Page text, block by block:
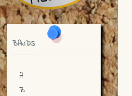
BANDS
A
B